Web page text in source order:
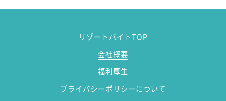
リゾートバイトTOP
会社概要
福利厚生
プライバシーポリシーについて